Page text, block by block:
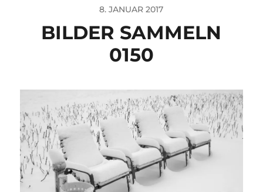
8. JANUAR 2017
BILDER SAMMELN
0150